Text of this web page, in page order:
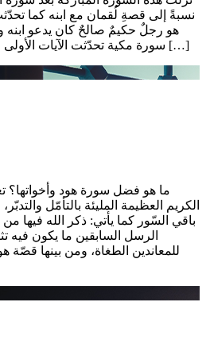
نسبةً إلى قصةِ لُقمان مع ابنه كما
هو رجلٌ حكيمٌ صالحٌ كان يدعو ابنه
سورة مكية تحدّثت الآيات الأولى عن صفاتِ المؤمن في تقربه […]
ما هو فضل سورة هود وأخواتها؟
الكريم العظيمة المليئة بالتأمّل
باقي السّور كما يأتي: ذكر الله فيها
الرسل السابقين ما يكون فيه
للمعاندين الطغاة، ومن بينها قصّة